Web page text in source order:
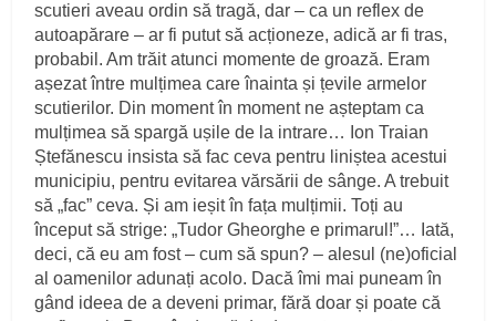
scutieri aveau ordin să tragă, dar – ca un reflex de
autoapărare – ar fi putut să acționeze, adică ar fi tras,
probabil. Am trăit atunci momente de groază. Eram
așezat între mulțimea care înainta și țevile armelor
scutierilor. Din moment în moment ne așteptam ca
mulțimea să spargă ușile de la intrare… Ion Traian
Ștefănescu insista să fac ceva pentru liniștea acestui
municipiu, pentru evitarea vărsării de sânge. A trebuit
să „fac” ceva. Și am ieșit în fața mulțimii. Toți au
început să strige: „Tudor Gheorghe e primarul!”… Iată,
deci, că eu am fost – cum să spun? – alesul (ne)oficial
al oamenilor adunați acolo. Dacă îmi mai puneam în
gând ideea de a deveni primar, fără doar și poate că